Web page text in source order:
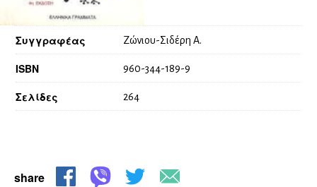
Συγγραφέας Ζώνιου-Σιδέρη Α.
ISBN 960-344-189-9
Σελίδες 264
share